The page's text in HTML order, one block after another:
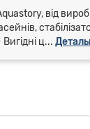
від
ц...